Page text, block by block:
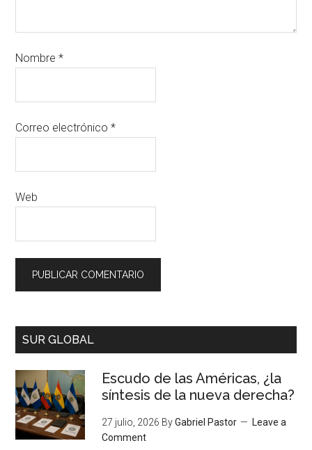
Nombre*
Correo electrónico*
Web
SUR GLOBAL
Escudo de las Américas, ¿la
síntesis de la nueva derecha?
27 julio, 2026 ByGabriel Pastor
Leave a
Comment